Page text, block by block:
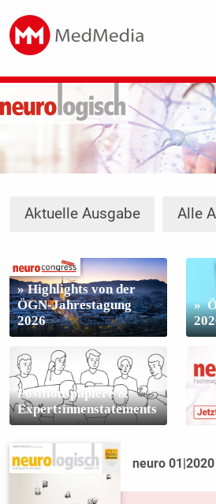
Aktuelle Ausgabe Alle
» Highlights von der
ÖGN-Jahrestagung
2026
»
Positionspapiere &
Expert:innenstatements
neuro 01|2020